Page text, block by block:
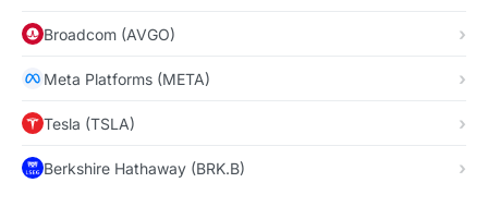
Broadcom (AVGO)
Meta Platforms (META)
Tesla (TSLA)
Berkshire Hathaway (BRK.B)